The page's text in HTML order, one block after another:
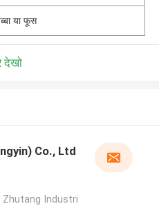
या फूस
देखो
Co., Ltd
Zhutang Industri